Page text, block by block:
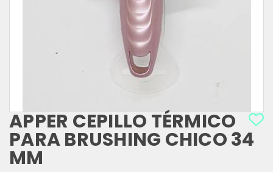
APPER CEPILLO TÉRMICO
PARA BRUSHING CHICO 34
MM